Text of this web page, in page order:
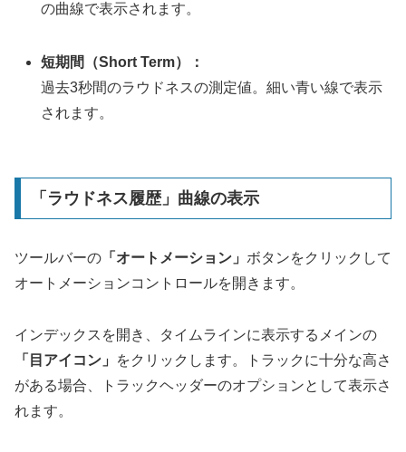
の曲線で表示されます。
短期間（Short Term）：
過去3秒間のラウドネスの測定値。細い青い線で表示
されます。
「ラウドネス履歴」曲線の表示
ツールバーの 「オートメーション」 ボタンをクリックして
オートメーションコントロールを開きます。
インデックスを開き、タイムラインに表示するメインの
「目アイコン」
をクリックします。トラックに十分な高さ
がある場合、トラックヘッダーのオプションとして表示さ
れます。